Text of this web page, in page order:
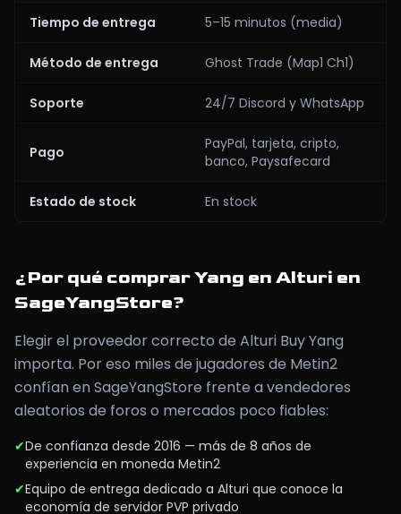
Tiempo de entrega 5–15 minutos (media)
Método de entrega Ghost Trade (Map1 Ch1)
Soporte 24/7 Discord y WhatsApp
Pago
PayPal, tarjeta, cripto,
banco, Paysafecard
Estado de stock En stock
¿Por qué comprar Yang en Alturi en
SageYangStore?
Elegir el proveedor correcto de Alturi Buy Yang
importa. Por eso miles de jugadores de Metin2
confían en SageYangStore frente a vendedores
aleatorios de foros o mercados poco fiables:
✔De confianza desde 2016 — más de 8 años de
experiencia en moneda Metin2
✔Equipo de entrega dedicado a Alturi que conoce la
economía de servidor PVP privado